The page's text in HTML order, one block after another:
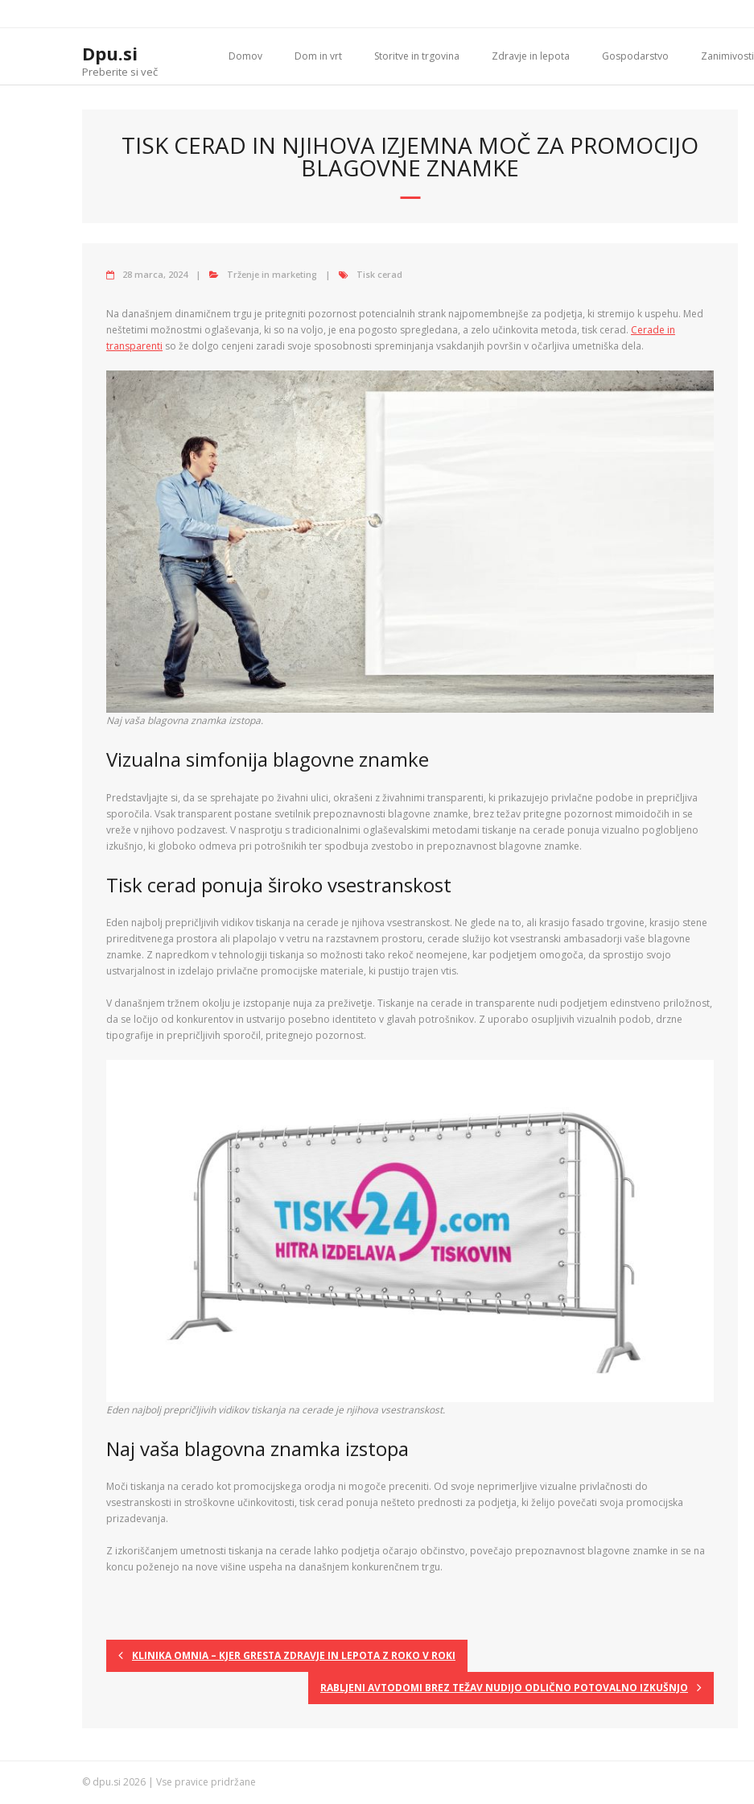
Dpu.si
Preberite si več
Domov Dom in vrt Storitve in trgovina Zdravje in lepota Gospodarstvo Zanimivosti
TISK CERAD IN NJIHOVA IZJEMNA MOČ ZA PROMOCIJO
BLAGOVNE ZNAMKE
28 marca, 2024 Trženje in marketing Tisk cerad
Na današnjem dinamičnem trgu je pritegniti pozornost potencialnih strank najpomembnejše za podjetja, ki stremijo k uspehu. Med
neštetimi možnostmi oglaševanja, ki so na voljo, je ena pogosto spregledana, a zelo učinkovita metoda, tisk cerad. Cerade in
transparenti so že dolgo cenjeni zaradi svoje sposobnosti spreminjanja vsakdanjih površin v očarljiva umetniška dela.
Naj vaša blagovna znamka izstopa.
Vizualna simfonija blagovne znamke
Predstavljajte si, da se sprehajate po živahni ulici, okrašeni z živahnimi transparenti, ki prikazujejo privlačne podobe in prepričljiva
sporočila. Vsak transparent postane svetilnik prepoznavnosti blagovne znamke, brez težav pritegne pozornost mimoidočih in se
vreže v njihovo podzavest. V nasprotju s tradicionalnimi oglaševalskimi metodami tiskanje na cerade ponuja vizualno poglobljeno
izkušnjo, ki globoko odmeva pri potrošnikih ter spodbuja zvestobo in prepoznavnost blagovne znamke.
Tisk cerad ponuja široko vsestranskost
Eden najbolj prepričljivih vidikov tiskanja na cerade je njihova vsestranskost. Ne glede na to, ali krasijo fasado trgovine, krasijo stene
prireditvenega prostora ali plapolajo v vetru na razstavnem prostoru, cerade služijo kot vsestranski ambasadorji vaše blagovne
znamke. Z napredkom v tehnologiji tiskanja so možnosti tako rekoč neomejene, kar podjetjem omogoča, da sprostijo svojo
ustvarjalnost in izdelajo privlačne promocijske materiale, ki pustijo trajen vtis.
V današnjem tržnem okolju je izstopanje nuja za preživetje. Tiskanje na cerade in transparente nudi podjetjem edinstveno priložnost,
da se ločijo od konkurentov in ustvarijo posebno identiteto v glavah potrošnikov. Z uporabo osupljivih vizualnih podob, drzne
tipografije in prepričljivih sporočil, pritegnejo pozornost.
Eden najbolj prepričljivih vidikov tiskanja na cerade je njihova vsestranskost.
Naj vaša blagovna znamka izstopa
Moči tiskanja na cerado kot promocijskega orodja ni mogoče preceniti. Od svoje neprimerljive vizualne privlačnosti do
vsestranskosti in stroškovne učinkovitosti, tisk cerad ponuja nešteto prednosti za podjetja, ki želijo povečati svoja promocijska
prizadevanja.
Z izkoriščanjem umetnosti tiskanja na cerade lahko podjetja očarajo občinstvo, povečajo prepoznavnost blagovne znamke in se na
koncu poženejo na nove višine uspeha na današnjem konkurenčnem trgu.
KLINIKA OMNIA – KJER GRESTA ZDRAVJE IN LEPOTA Z ROKO V ROKI
RABLJENI AVTODOMI BREZ TEŽAV NUDIJO ODLIČNO POTOVALNO IZKUŠNJO
© dpu.si 2026 | Vse pravice pridržane